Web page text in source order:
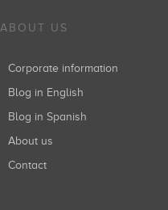
ABOUT US
Corporate information
Blog in English
Blog in Spanish
About us
Contact